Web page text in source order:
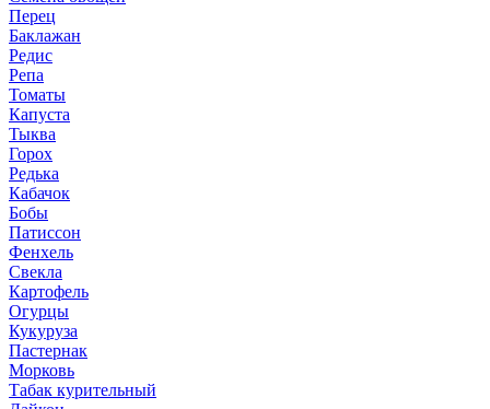
Перец
Баклажан
Редис
Репа
Томаты
Капуста
Тыква
Горох
Редька
Кабачок
Бобы
Патиссон
Фенхель
Свекла
Картофель
Огурцы
Кукуруза
Пастернак
Морковь
Табак курительный